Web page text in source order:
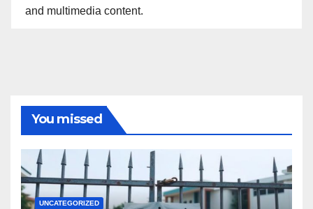
and multimedia content.
You missed
UNCATEGORIZED